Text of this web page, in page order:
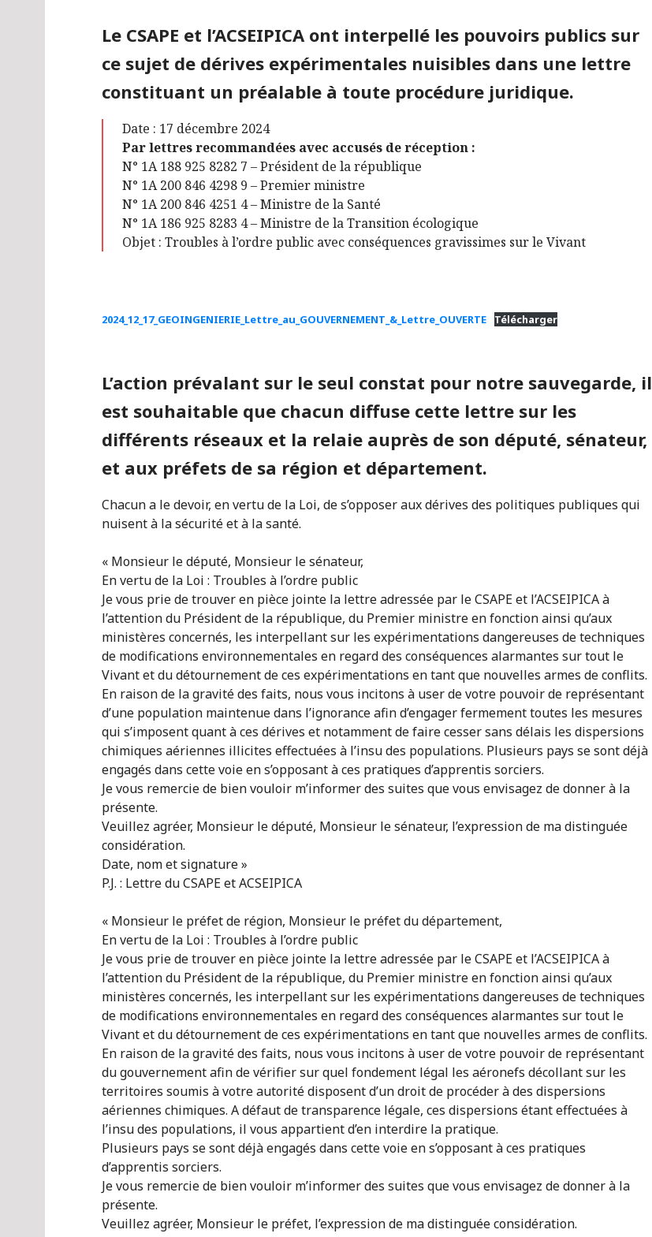
Le CSAPE et l’ACSEIPICA ont interpellé les pouvoirs publics sur
ce sujet de dérives expérimentales nuisibles dans une lettre
constituant un préalable à toute procédure juridique.
Date : 17 décembre 2024
Par lettres recommandées avec accusés de réception :
N° 1A 188 925 8282 7 – Président de la république
N° 1A 200 846 4298 9 – Premier ministre
N° 1A 200 846 4251 4 – Ministre de la Santé
N° 1A 186 925 8283 4 – Ministre de la Transition écologique
Objet : Troubles à l’ordre public avec conséquences gravissimes sur le Vivant
2024_12_17_GEOINGENIERIE_Lettre_au_GOUVERNEMENT_&_Lettre_OUVERTE Télécharger
L’action prévalant sur le seul constat pour notre sauvegarde, il
est souhaitable que chacun diffuse cette lettre sur les
différents réseaux et la relaie auprès de son député, sénateur,
et aux préfets de sa région et département.
Chacun a le devoir, en vertu de la Loi, de s’opposer aux dérives des politiques publiques qui
nuisent à la sécurité et à la santé.
« Monsieur le député, Monsieur le sénateur,
En vertu de la Loi : Troubles à l’ordre public
Je vous prie de trouver en pièce jointe la lettre adressée par le CSAPE et l’ACSEIPICA à
l’attention du Président de la république, du Premier ministre en fonction ainsi qu’aux
ministères concernés, les interpellant sur les expérimentations dangereuses de techniques
de modifications environnementales en regard des conséquences alarmantes sur tout le
Vivant et du détournement de ces expérimentations en tant que nouvelles armes de conflits.
En raison de la gravité des faits, nous vous incitons à user de votre pouvoir de représentant
d’une population maintenue dans l’ignorance afin d’engager fermement toutes les mesures
qui s’imposent quant à ces dérives et notamment de faire cesser sans délais les dispersions
chimiques aériennes illicites effectuées à l’insu des populations. Plusieurs pays se sont déjà
engagés dans cette voie en s’opposant à ces pratiques d’apprentis sorciers.
Je vous remercie de bien vouloir m’informer des suites que vous envisagez de donner à la
présente.
Veuillez agréer, Monsieur le député, Monsieur le sénateur, l’expression de ma distinguée
considération.
Date, nom et signature »
P.J. : Lettre du CSAPE et ACSEIPICA
« Monsieur le préfet de région, Monsieur le préfet du département,
En vertu de la Loi : Troubles à l’ordre public
Je vous prie de trouver en pièce jointe la lettre adressée par le CSAPE et l’ACSEIPICA à
l’attention du Président de la république, du Premier ministre en fonction ainsi qu’aux
ministères concernés, les interpellant sur les expérimentations dangereuses de techniques
de modifications environnementales en regard des conséquences alarmantes sur tout le
Vivant et du détournement de ces expérimentations en tant que nouvelles armes de conflits.
En raison de la gravité des faits, nous vous incitons à user de votre pouvoir de représentant
du gouvernement afin de vérifier sur quel fondement légal les aéronefs décollant sur les
territoires soumis à votre autorité disposent d’un droit de procéder à des dispersions
aériennes chimiques. A défaut de transparence légale, ces dispersions étant effectuées à
l’insu des populations, il vous appartient d’en interdire la pratique.
Plusieurs pays se sont déjà engagés dans cette voie en s’opposant à ces pratiques
d’apprentis sorciers.
Je vous remercie de bien vouloir m’informer des suites que vous envisagez de donner à la
présente.
Veuillez agréer, Monsieur le préfet, l’expression de ma distinguée considération.